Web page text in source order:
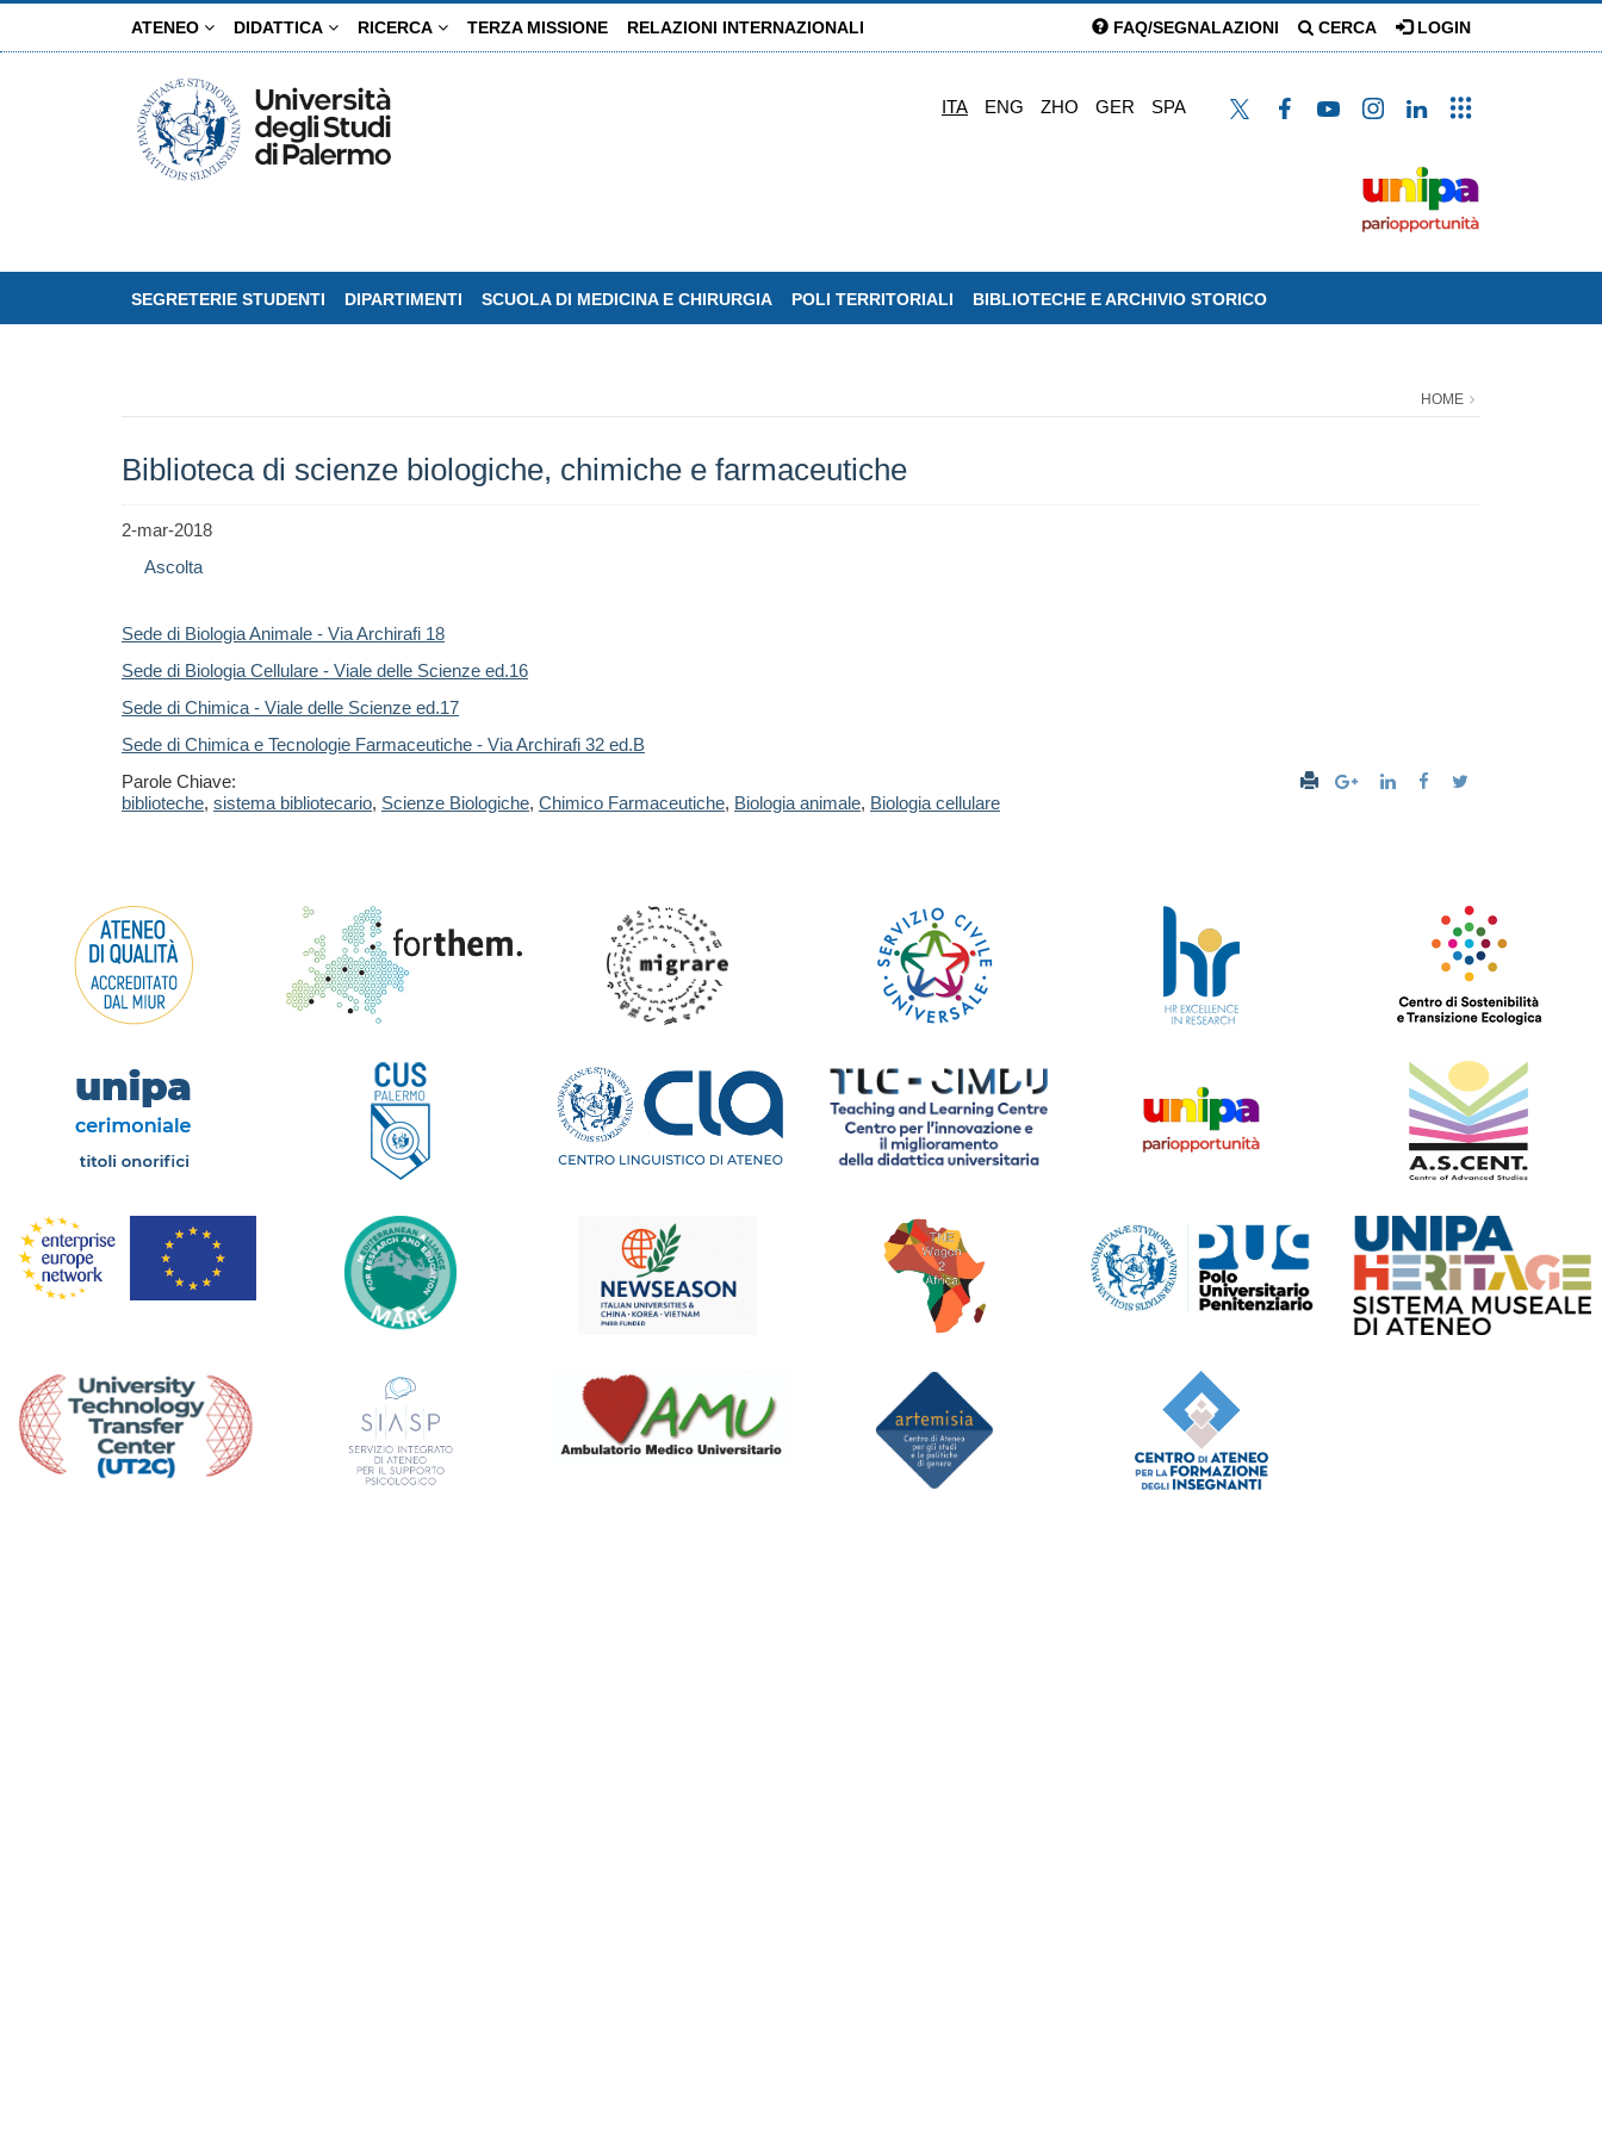
ATENEO DIDATTICA RICERCA TERZA MISSIONE RELAZIONI INTERNAZIONALI FAQ/SEGNALAZIONI CERCA LOGIN
ITA ENG ZHO GER SPA
SEGRETERIE STUDENTI DIPARTIMENTI SCUOLA DI MEDICINA E CHIRURGIA POLI TERRITORIALI BIBLIOTECHE E ARCHIVIO STORICO
HOME
Biblioteca di scienze biologiche, chimiche e farmaceutiche
2-mar-2018
Ascolta
Sede di Biologia Animale - Via Archirafi 18
Sede di Biologia Cellulare - Viale delle Scienze ed.16
Sede di Chimica - Viale delle Scienze ed.17
Sede di Chimica e Tecnologie Farmaceutiche - Via Archirafi 32 ed.B
Parole Chiave:
biblioteche, sistema bibliotecario, Scienze Biologiche, Chimico Farmaceutiche, Biologia animale, Biologia cellulare